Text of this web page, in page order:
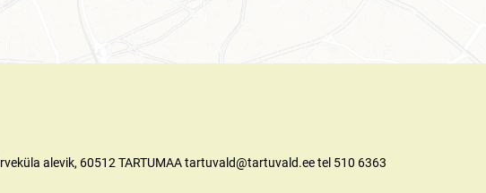
alevik, 60512 TARTUMAA tartuvald@tartuvald.ee tel 510 6363